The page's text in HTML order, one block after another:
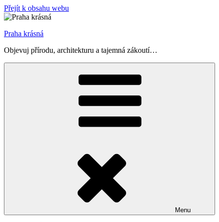
Přejít k obsahu webu
Praha krásná
Objevuj přírodu, architekturu a tajemná zákoutí…
Menu